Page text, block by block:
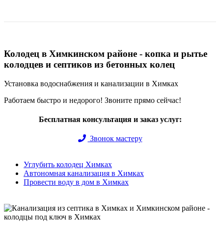
Колодец в Химкинском районе - копка и рытье
колодцев и септиков из бетонных колец
Установка водоснабжения и канализации в Химках
Работаем быстро и недорого! Звоните прямо сейчас!
Бесплатная консультация и заказ услуг:
Звонок мастеру
Углубить колодец Химках
Автономная канализация в Химках
Провести воду в дом в Химках